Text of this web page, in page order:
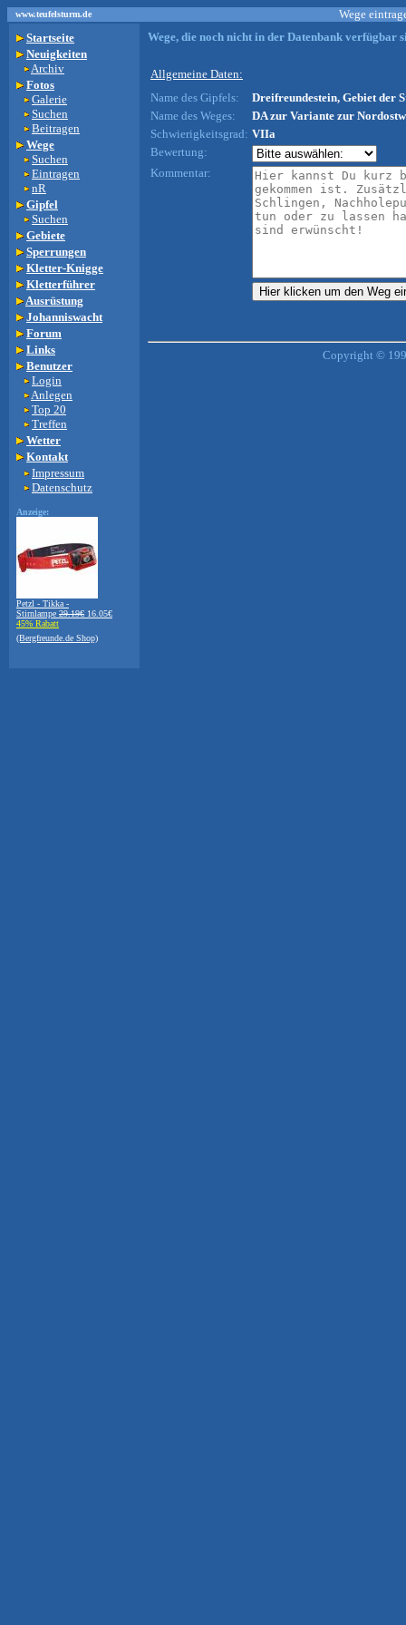
www.teufelsturm.de
Wege
Startseite
Neuigkeiten
Archiv
Fotos
Galerie
Suchen
Beitragen
Wege
Suchen
Eintragen
nR
Gipfel
Suchen
Gebiete
Sperrungen
Kletter-Knigge
Kletterführer
Ausrüstung
Johanniswacht
Forum
Links
Benutzer
Login
Anlegen
Top 20
Treffen
Wetter
Kontakt
Impressum
Datenschutz
Anzeige:
Petzl - Tikka -
Stirnlampe 29.19€ 16.05€
45% Rabatt
(Bergfreunde.de Shop)
Wege, die noch nicht in der Datenbank verfügbar
Allgemeine Daten:
Name des Gipfels:
Dreifreundestein, Gebiet der
Name des Weges:
DA zur Variante zur
Schwierigkeitsgrad: VIIa
Bewertung:
Kommentar:
Copyright ©